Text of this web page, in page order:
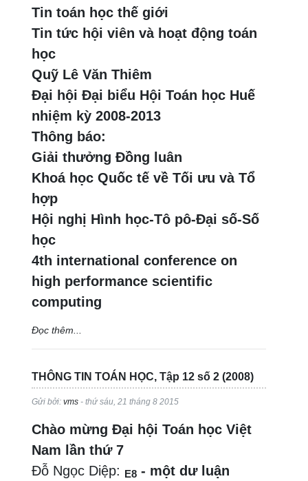
Tin toán học thế giới
Tin tức hội viên và hoạt động toán
học
Quỹ Lê Văn Thiêm
Đại hội Đại biểu Hội Toán học Huế
nhiệm kỳ 2008-2013
Thông báo:
Giải thưởng Đồng luân
Khoá học Quốc tế về Tối ưu và Tổ
hợp
Hội nghị Hình học-Tô pô-Đại số-Số
học
4th international conference on
high performance scientific
computing
Đọc thêm...
THÔNG TIN TOÁN HỌC, Tập 12 số 2 (2008)
Gửi bởi:vms - thứ sáu, 21 tháng 8 2015
Chào mừng Đại hội Toán học Việt
Nam lần thứ 7
Đỗ Ngọc Diệp: E8 - một dư luận